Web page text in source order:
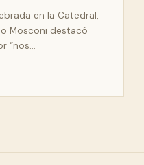
en la Catedral,
Mosconi destacó
“nos…